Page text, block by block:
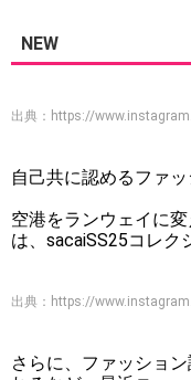
NEW
出典： https://
自己共に認めるファ
空港をランウェイに
は、sacaiSS25コレク
出典： https://
さらに、ファッショ